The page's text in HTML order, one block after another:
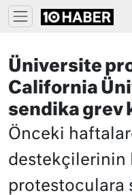
Üniversite
California
sendika grev
Önceki
destekçilerinin
protestoculara